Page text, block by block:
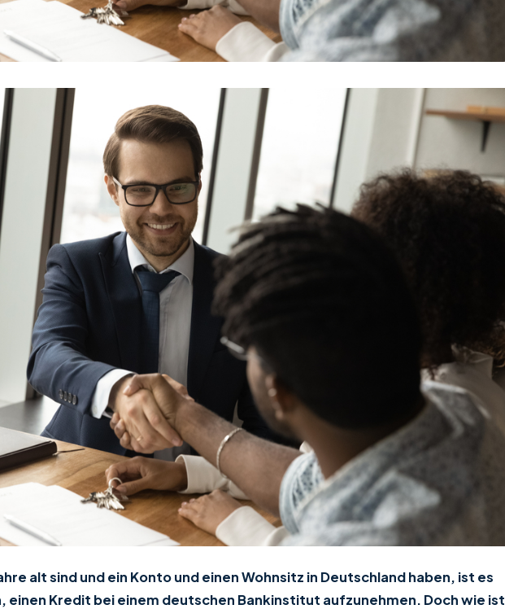
alt sind und ein Konto und einen Wohnsitz in Deutschland haben, ist es
einen Kredit bei einem deutschen Bankinstitut aufzunehmen. Doch wie ist